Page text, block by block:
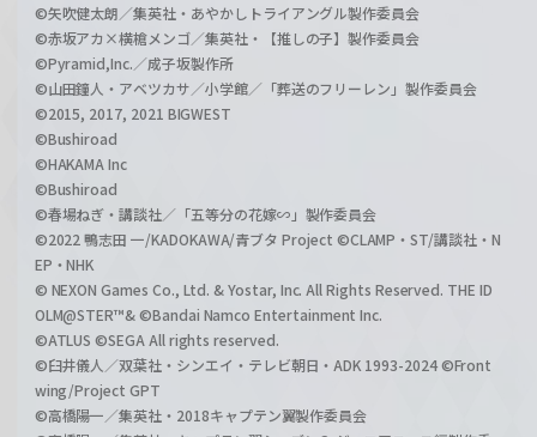
©矢吹健太朗／集英社・あやかしトライアングル製作委員会
©赤坂アカ×横槍メンゴ／集英社・【推しの子】製作委員会
©Pyramid,Inc.／成子坂製作所
©山田鐘人・アベツカサ／小学館／「葬送のフリーレン」製作委員会
©2015, 2017, 2021 BIGWEST
©Bushiroad
©HAKAMA Inc
©Bushiroad
©春場ねぎ・講談社／「五等分の花嫁∽」製作委員会
©2022 鴨志田 一/KADOKAWA/青ブタ Project ©CLAMP・ST/講談社・N
EP・NHK
© NEXON Games Co., Ltd. & Yostar, Inc. All Rights Reserved. THE ID
OLM@STER™& ©Bandai Namco Entertainment Inc.
©ATLUS ©SEGA All rights reserved.
©臼井儀人／双葉社・シンエイ・テレビ朝日・ADK 1993-2024 ©Front
wing/Project GPT
©高橋陽一／集英社・2018キャプテン翼製作委員会